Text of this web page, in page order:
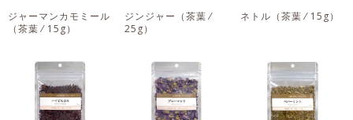
ジャーマンカモミール
（茶葉 ⁄ 15g）
ジンジャー （茶葉 ⁄
25g）
ネトル （茶葉 ⁄ 15g）